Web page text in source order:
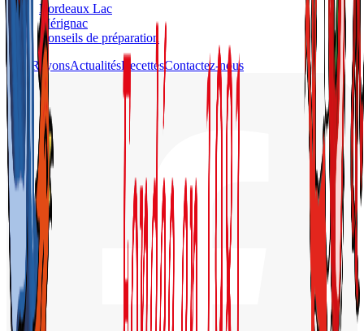
Bordeaux Lac
Mérignac
Conseils de préparation
Nos RayonsActualitésRecettesContactez-nous